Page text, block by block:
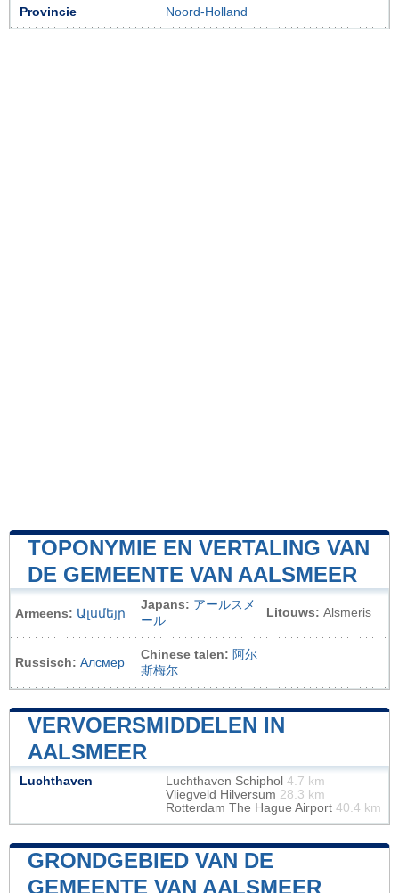
Provincie Noord-Holland
TOPONYMIE EN VERTALING VAN
DE GEMEENTE VAN AALSMEER
Armeens: Ալսմեյր
Japans: アールスメ
ール
Litouws: Alsmeris
Russisch: Алсмер
Chinese talen: 阿尔
斯梅尔
VERVOERSMIDDELEN IN
AALSMEER
Luchthaven Luchthaven Schiphol 4.7 km
Vliegveld Hilversum 28.3 km
Rotterdam The Hague Airport 40.4 km
GRONDGEBIED VAN DE
GEMEENTE VAN AALSMEER